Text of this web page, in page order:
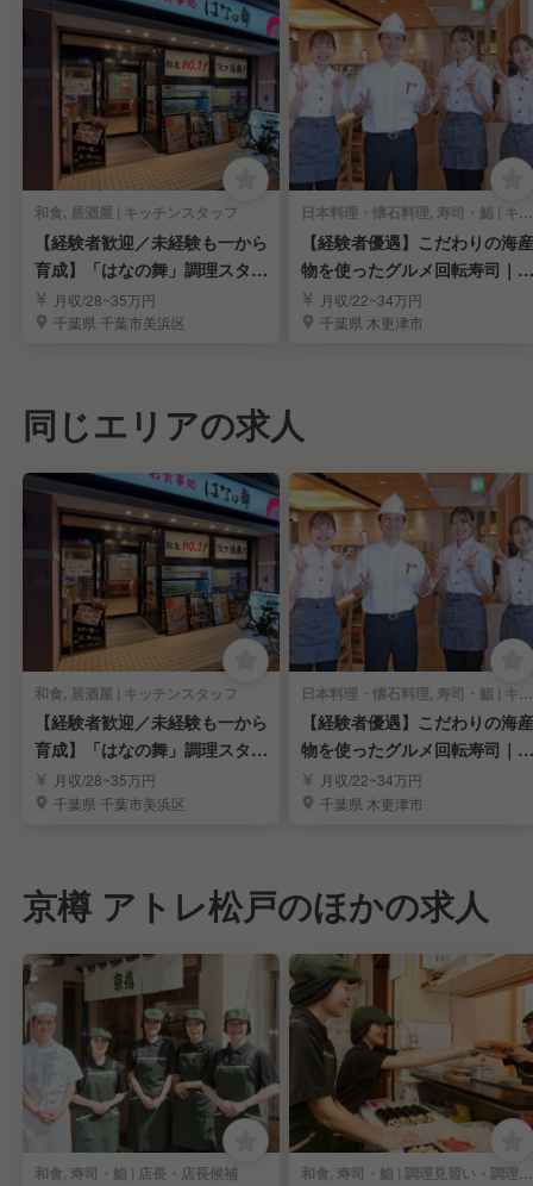
和食, 居酒屋 | キッチンスタッフ
【経験者歓迎／未経験も一から
育成】「はなの舞」調理スタッ
フ 月収/28~35万円
千葉県 千葉市美浜区
日本料理・懐石料理, 寿司・鮨 | キッチンスタッフ
【経験者優遇】こだわりの海産
物を使ったグルメ回転寿司｜経
験を活かせる環境
月収/22~34万円
千葉県 木更津市
同じエリアの求人
和食, 居酒屋 | キッチンスタッフ
【経験者歓迎／未経験も一から
育成】「はなの舞」調理スタッ
フ 月収/28~35万円
千葉県 千葉市美浜区
日本料理・懐石料理, 寿司・鮨 | キッチンスタッフ
【経験者優遇】こだわりの海産
物を使ったグルメ回転寿司｜経
験を活かせる環境
月収/22~34万円
千葉県 木更津市
京樽 アトレ松戸のほかの求人
和食, 寿司・鮨 | 店長・店長候補 和食, 寿司・鮨 | 調理見習い・調理補助